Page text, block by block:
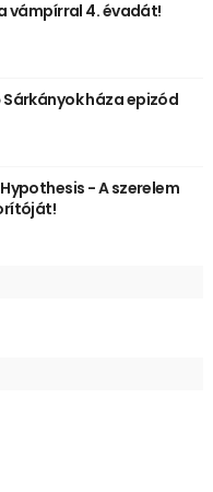
vámpírral 4. évadát!
háza epizód
- A szerelem